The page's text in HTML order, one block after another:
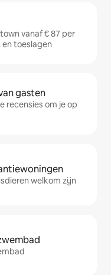
vanaf € 87 per
toeslagen
gasten
recensies om je op
welkom zijn